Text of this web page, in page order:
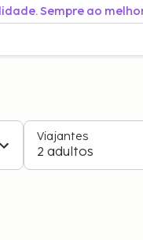
Sempre ao
Viajantes
2 adultos